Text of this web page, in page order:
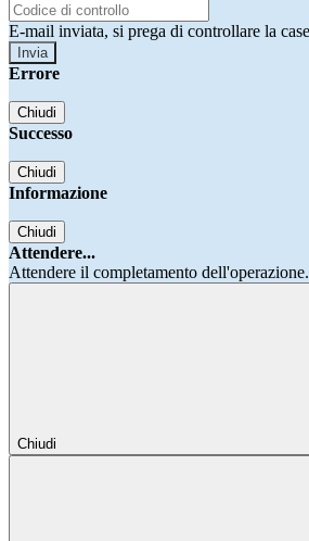
E-mail inviata, si prega di controllare la
Errore
Chiudi
Successo
Chiudi
Informazione
Chiudi
Attendere...
Attendere il completamento
Chiudi